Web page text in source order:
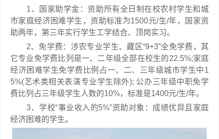
1、国家助学金：资助所有全日制在校农村学生和城
市家庭经济困难学生，资助标准为1500元/生/年，国家资
助两年，第三年实行学生工学结合、顶岗实习。
2、免学费：涉农专业学生、藏区“9+3”全免学费，其
它专业免学费比列是一、二年级全部在校生的22.5%;家庭
经济困难学生免学费比例占一、二、三年级城市学生中1
5%(艺术类相关表演专业学生除外); 公办三年级中职免学
费比列占三年级学生人数的10%，标准是1400元/生/年。
3、学校“事业收入的5%”资助对象：成绩优异且家庭
经济困难的学生。